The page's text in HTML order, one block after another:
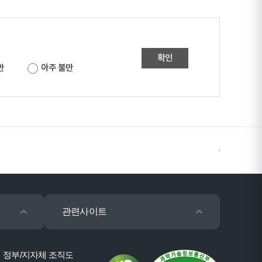
아주 불만
확인
관련사이트
정부/지자체 조직도